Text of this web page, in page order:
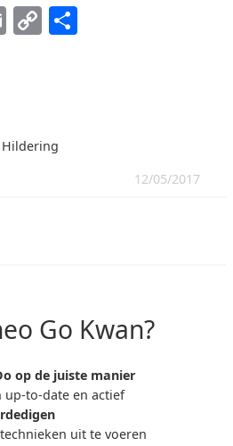
Email
CopyDelen
12/05/2017
Go Kwan?
op de juiste manier
to-date en actief
uit te voeren